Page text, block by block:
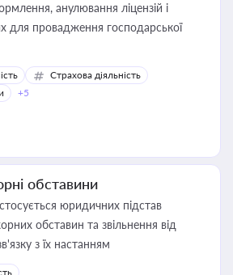
анулювання ліцензій і
для провадження господарської
Страхова діяльність
+5
обставини
юридичних підстав
обставин та звільнення від
з їх настанням